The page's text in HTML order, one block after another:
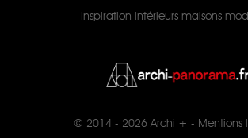
Inspiration intérieurs maisons
© 2014 - 2026 Archi + - Mentions